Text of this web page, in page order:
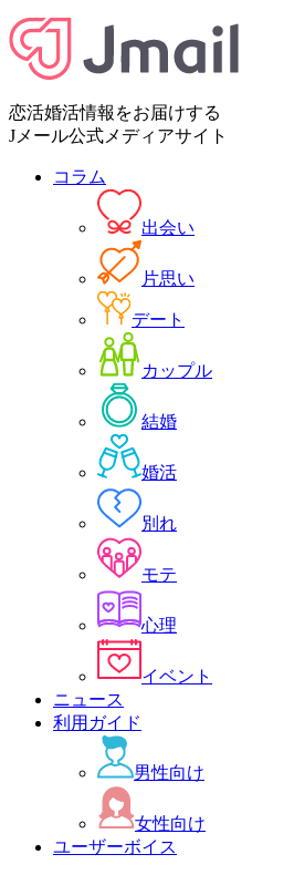
恋活婚活情報をお届けする
Jメール公式メディアサイト
コラム
出会い
片思い
デート
カップル
結婚
婚活
別れ
モテ
心理
イベント
ニュース
利用ガイド
男性向け
女性向け
ユーザーボイス